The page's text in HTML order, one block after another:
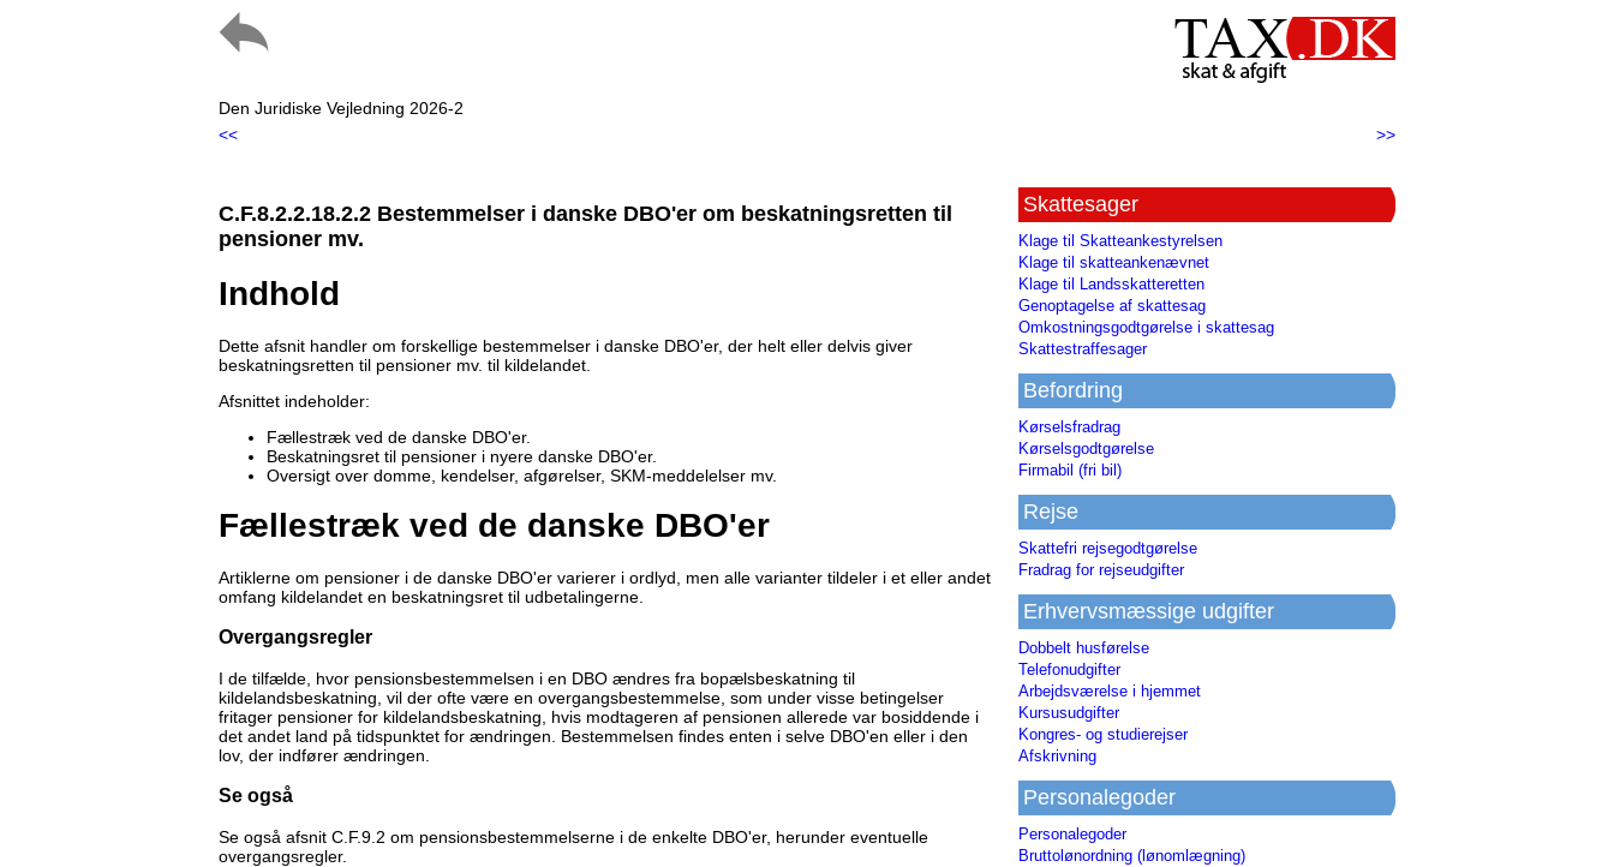
Den Juridiske Vejledning 2026-2
<<
>>
C.F.8.2.2.18.2.2 Bestemmelser i danske DBO'er om beskatningsretten til
pensioner mv.
Indhold
Dette afsnit handler om forskellige bestemmelser i danske DBO'er, der helt eller delvis giver
beskatningsretten til pensioner mv. til kildelandet.
Afsnittet indeholder:
Fællestræk ved de danske DBO'er.
Beskatningsret til pensioner i nyere danske DBO'er.
Oversigt over domme, kendelser, afgørelser, SKM-meddelelser mv.
Fællestræk ved de danske DBO'er
Artiklerne om pensioner i de danske DBO'er varierer i ordlyd, men alle varianter tildeler i et eller andet
omfang kildelandet en beskatningsret til udbetalingerne.
Overgangsregler
I de tilfælde, hvor pensionsbestemmelsen i en DBO ændres fra bopælsbeskatning til
kildelandsbeskatning, vil der ofte være en overgangsbestemmelse, som under visse betingelser
fritager pensioner for kildelandsbeskatning, hvis modtageren af pensionen allerede var bosiddende i
det andet land på tidspunktet for ændringen. Bestemmelsen findes enten i selve DBO'en eller i den
lov, der indfører ændringen.
Se også
Se også afsnit C.F.9.2 om pensionsbestemmelserne i de enkelte DBO'er, herunder eventuelle
overgangsregler.
Skattesager
Klage til Skatteankestyrelsen
Klage til skatteankenævnet
Klage til Landsskatteretten
Genoptagelse af skattesag
Omkostningsgodtgørelse i skattesag
Skattestraffesager
Befordring
Kørselsfradrag
Kørselsgodtgørelse
Firmabil (fri bil)
Rejse
Skattefri rejsegodtgørelse
Fradrag for rejseudgifter
Erhvervsmæssige udgifter
Dobbelt husførelse
Telefonudgifter
Arbejdsværelse i hjemmet
Kursusudgifter
Kongres- og studierejser
Afskrivning
Personalegoder
Personalegoder
Bruttolønordning (lønomlægning)